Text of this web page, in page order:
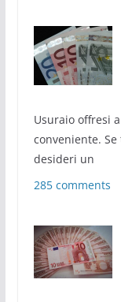
Usuraio offresi
conveniente.
desideri un
285 comments